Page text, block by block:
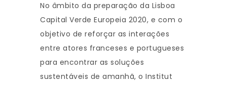
No âmbito da preparação da Lisboa
Capital Verde Europeia 2020, e com o
objetivo de reforçar as interações
entre atores franceses e portugueses
para encontrar as soluções
sustentáveis de amanhã, o Institut